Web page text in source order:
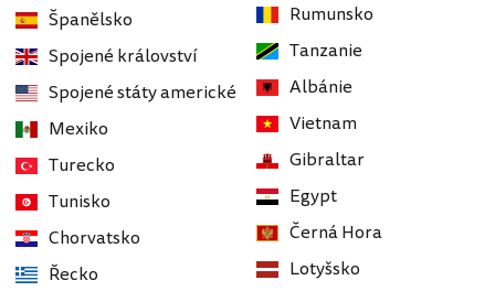
Španělsko
Spojené království
Spojené státy americké
Mexiko
Turecko
Tunisko
Chorvatsko
Řecko
Rumunsko
Tanzanie
Albánie
Vietnam
Gibraltar
Egypt
Černá Hora
Lotyšsko